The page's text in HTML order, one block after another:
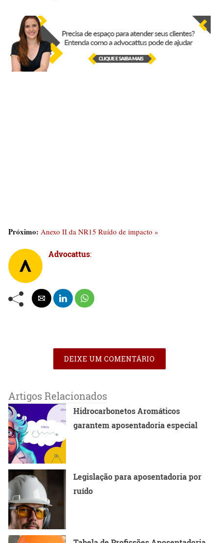
Próximo: Anexo II da NR15 Ruído de impacto »
Advocattus:
DEIXE UM COMENTÁRIO
Artigos Relacionados
Hidrocarbonetos Aromáticos
garantem aposentadoria especial
Legislação para aposentadoria por
ruído